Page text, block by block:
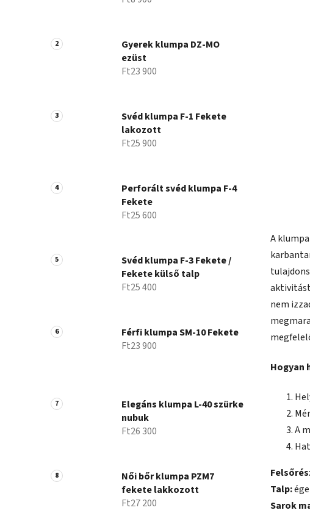
Gyerek klumpa DZ-MO
ezüst
Ft23 900
Svéd klumpa F-1 Fekete
lakozott
Ft25 900
Perforált svéd klumpa F-4
Fekete
Ft25 600
Svéd klumpa F-3 Fekete /
Fekete külső talp
Ft25 400
Férfi klumpa SM-10 Fekete
Ft23 900
Elegáns klumpa L-40 szürke
nubuk
Ft26 300
Női bőr klumpa PZM7
fekete lakkozott
Ft27 200
A
aktivitást
nem
Hogyan
A
Talp:
Sarok